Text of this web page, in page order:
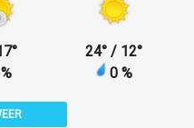
°
24° / 12°
0 %